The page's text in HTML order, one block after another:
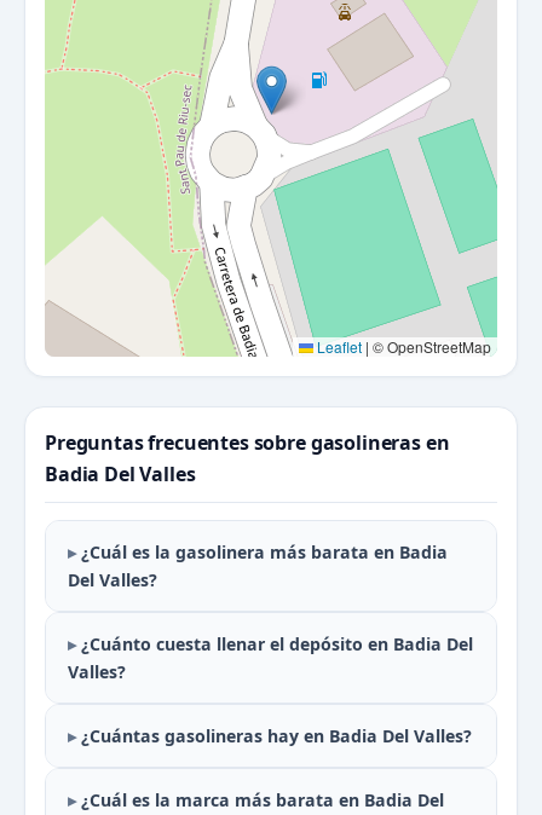
Leaflet | © OpenStreetMap
Preguntas frecuentes sobre gasolineras en
Badia Del Valles
¿Cuál es la gasolinera más barata en Badia
Del Valles?
¿Cuánto cuesta llenar el depósito en Badia Del
Valles?
¿Cuántas gasolineras hay en Badia Del Valles?
¿Cuál es la marca más barata en Badia Del